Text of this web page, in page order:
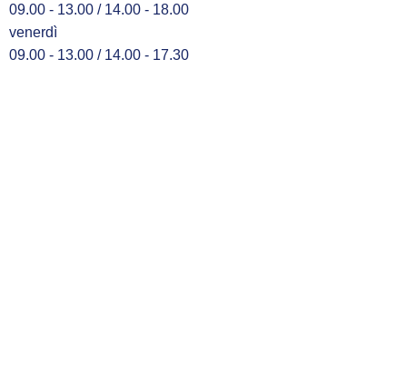
09.00 - 13.00 / 14.00 - 18.00
venerdì
09.00 - 13.00 / 14.00 - 17.30